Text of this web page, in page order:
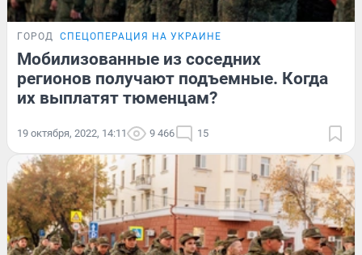
ГОРОД СПЕЦОПЕРАЦИЯ НА УКРАИНЕ
Мобилизованные из соседних
регионов получают подъемные. Когда
их выплатят тюменцам?
19 октября, 2022, 14:11 9 466 15